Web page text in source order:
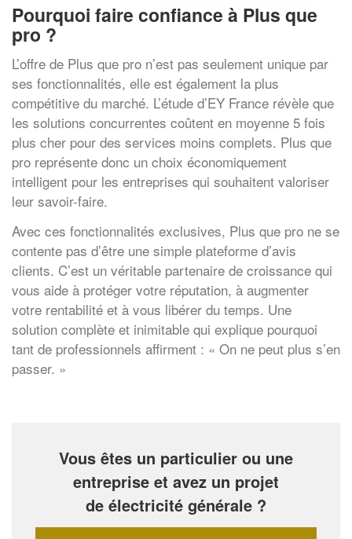
Pourquoi faire confiance à Plus que
pro ?
L’offre de Plus que pro n’est pas seulement unique par
ses fonctionnalités, elle est également la plus
compétitive du marché. L’étude d’EY France révèle que
les solutions concurrentes coûtent en moyenne 5 fois
plus cher pour des services moins complets. Plus que
pro représente donc un choix économiquement
intelligent pour les entreprises qui souhaitent valoriser
leur savoir-faire.
Avec ces fonctionnalités exclusives, Plus que pro ne se
contente pas d’être une simple plateforme d’avis
clients. C’est un véritable partenaire de croissance qui
vous aide à protéger votre réputation, à augmenter
votre rentabilité et à vous libérer du temps. Une
solution complète et inimitable qui explique pourquoi
tant de professionnels affirment : « On ne peut plus s’en
passer. »
Vous êtes un particulier ou une
entreprise et avez un projet
de électricité générale ?